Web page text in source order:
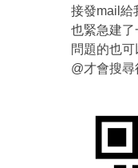
接發mail給
也緊急建
問題的也
@才會搜尋